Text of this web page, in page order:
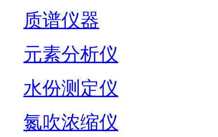
质谱仪器
元素分析仪
水份测定仪
氮吹浓缩仪